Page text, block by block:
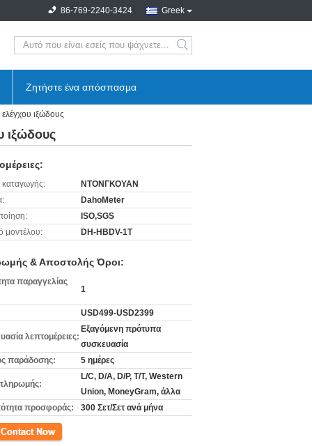
Greek
86-769-2240-3424
search
Ζητήστε ένα απόσπασμα
ιξώδους
ιξώδους
ΝΤΟΝΓΚΟΥΑΝ
DahoMeter
ISO,SGS
μοντέλου:
DH-HBDV-1T
& Αποστολής Όροι:
παραγγελίας
1
USD499-USD2399
λεπτομέρειες:
Εξαγόμενη πρότυπα
συσκευασία
παράδοσης:
5 ημέρες
L/C, D/A, D/P, T/T, Western
Union, MoneyGram, άλλα
προσφοράς:
300 Σετ/Σετ ανά μήνα